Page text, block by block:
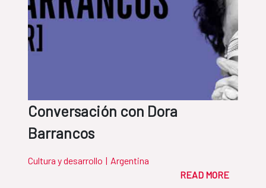
Conversación con Dora
Barrancos
Cultura y desarrollo | Argentina
READ MORE